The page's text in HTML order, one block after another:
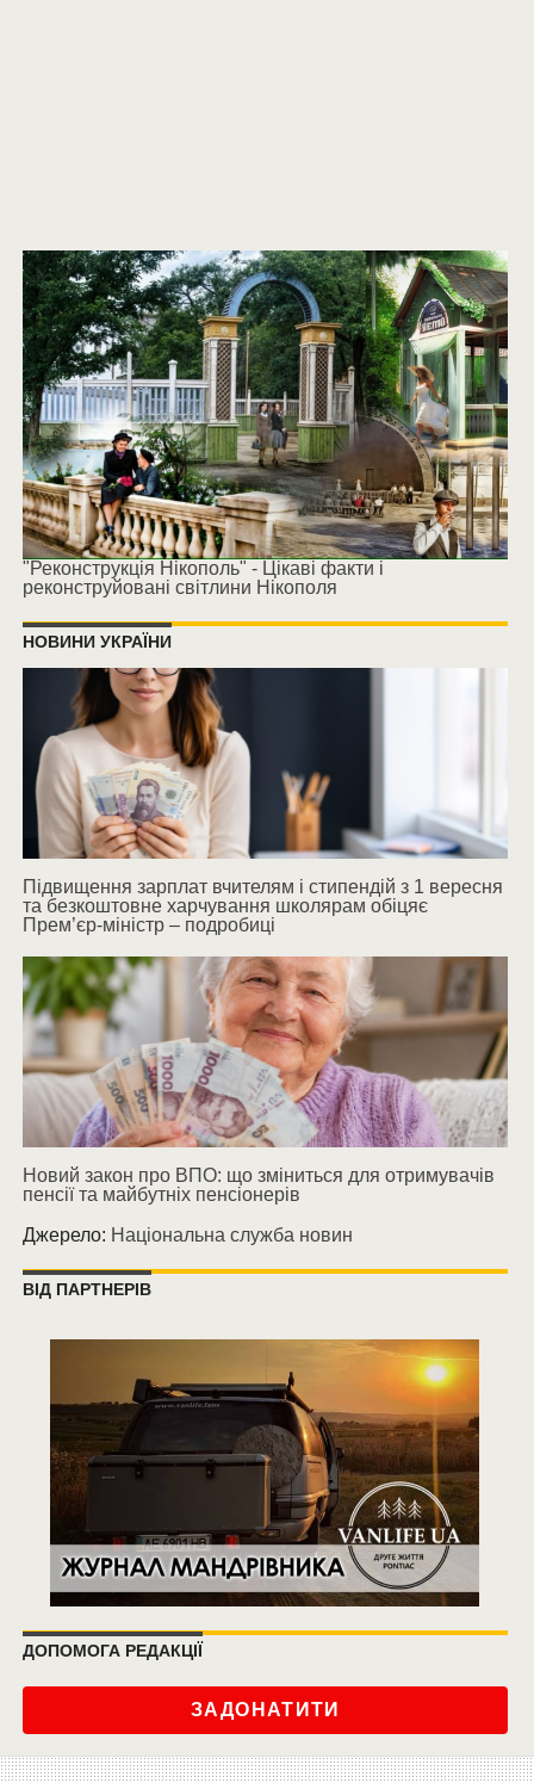
"Реконструкція Нікополь" - Цікаві факти і
реконструйовані світлини Нікополя
НОВИНИ УКРАЇНИ
Підвищення зарплат вчителям і стипендій з 1 вересня
та безкоштовне харчування школярам обіцяє
Прем’єр-міністр – подробиці
Новий закон про ВПО: що зміниться для отримувачів
пенсії та майбутніх пенсіонерів
Джерело: Національна служба новин
ВІД ПАРТНЕРІВ
ДОПОМОГА РЕДАКЦІЇ
ЗАДОНАТИТИ